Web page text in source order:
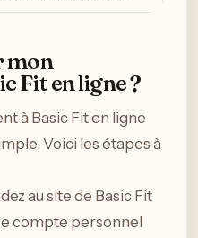
mon
Fit en ligne ?
à Basic Fit en ligne
Voici les étapes à
au site de Basic Fit
compte personnel